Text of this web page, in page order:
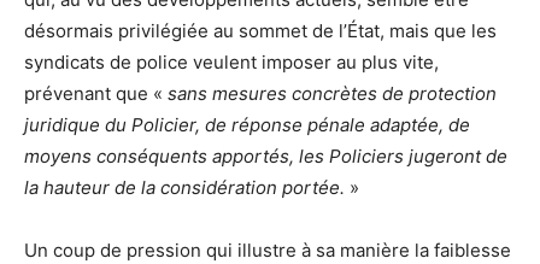
désormais privilégiée au sommet de l’État, mais que les
syndicats de police veulent imposer au plus vite,
prévenant que « sans mesures concrètes de protection
juridique du Policier, de réponse pénale adaptée, de
moyens conséquents apportés, les Policiers jugeront de
la hauteur de la considération portée. »
Un coup de pression qui illustre à sa manière la faiblesse